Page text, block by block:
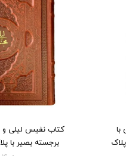
کتاب نفیس لیلی
برجسته بصیر با